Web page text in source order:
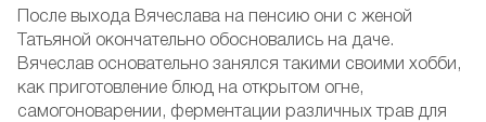
После выхода Вячеслава на пенсию они с женой
Татьяной окончательно обосновались на даче.
Вячеслав основательно занялся такими своими хобби,
как приготовление блюд на открытом огне,
самогоноварении, ферментации различных трав для